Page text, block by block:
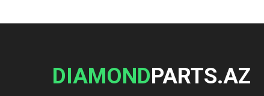
DIAMONDPARTS.AZ